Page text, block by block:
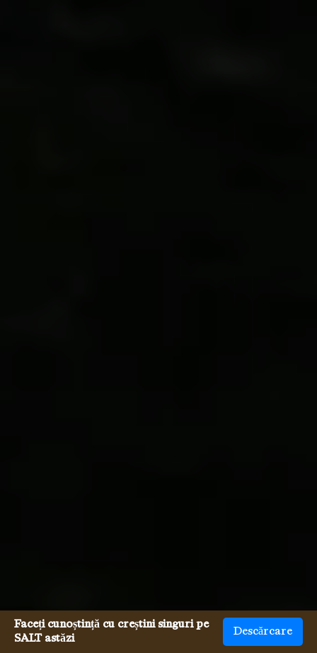
Faceți cunoștință cu creștini singuri pe
SALT astăzi
Descărcare